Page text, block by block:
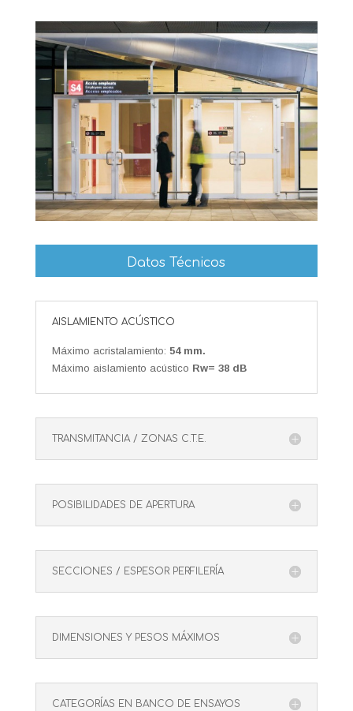
Datos Técnicos
AISLAMIENTO ACÚSTICO
Máximo acristalamiento: 54 mm.
Máximo aislamiento acústico Rw= 38 dB
TRANSMITANCIA / ZONAS C.T.E.
POSIBILIDADES DE APERTURA
SECCIONES / ESPESOR PERFILERÍA
DIMENSIONES Y PESOS MÁXIMOS
CATEGORÍAS EN BANCO DE ENSAYOS